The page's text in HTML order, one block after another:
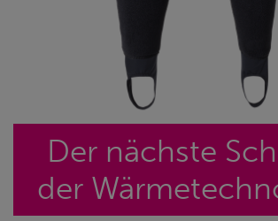
Der nächste
der